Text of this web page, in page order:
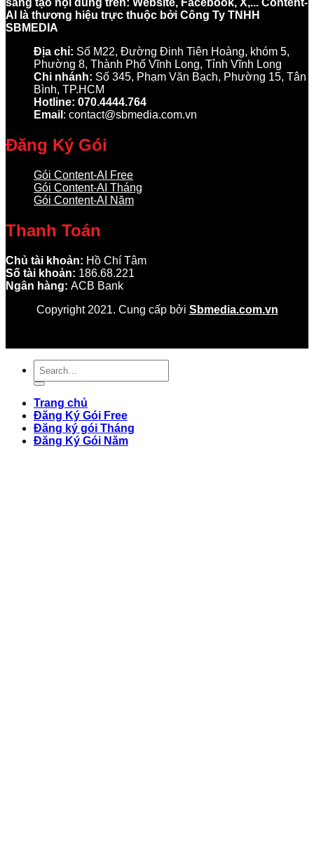
sáng tạo nội dung trên: Website, Facebook, X,... Content-
AI là thương hiệu trực thuộc bởi Công Ty TNHH
SBMEDIA
Địa chỉ: Số M22, Đường Đinh Tiên Hoàng, khóm 5,
Phường 8, Thành Phố Vĩnh Long, Tỉnh Vĩnh Long
Chi nhánh: Số 345, Phạm Văn Bạch, Phường 15, Tân
Bình, TP.HCM
Hotline: 070.4444.764
Email : contact@sbmedia.com.vn
Đăng Ký Gói
Gói Content-AI Free
Gói Content-AI Tháng
Gói Content-AI Năm
Thanh Toán
Chủ tài khoản: Hồ Chí Tâm
Số tài khoản: 186.68.221
Ngân hàng: ACB Bank
Copyright 2021. Cung cấp bởi Sbmedia.com.vn
Trang chủ
Đăng Ký Gói Free
Đăng ký gói Tháng
Đăng Ký Gói Năm